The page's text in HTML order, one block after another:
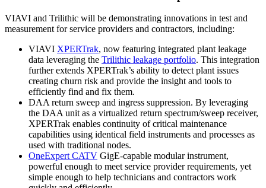
VIAVI and Trilithic will be demonstrating innovations in test and
measurement for service providers and contractors, including:
VIAVI XPERTrak, now featuring integrated plant leakage
data leveraging the Trilithic leakage portfolio. This integration
further extends XPERTrak’s ability to detect plant issues
creating churn risk and provide the insight and tools to
efficiently find and fix them.
DAA return sweep and ingress suppression. By leveraging
the DAA unit as a virtualized return spectrum/sweep receiver,
XPERTrak enables continuity of critical maintenance
capabilities using identical field instruments and processes as
used with traditional nodes.
OneExpert CATV GigE-capable modular instrument,
powerful enough to meet service provider requirements, yet
simple enough to help technicians and contractors work